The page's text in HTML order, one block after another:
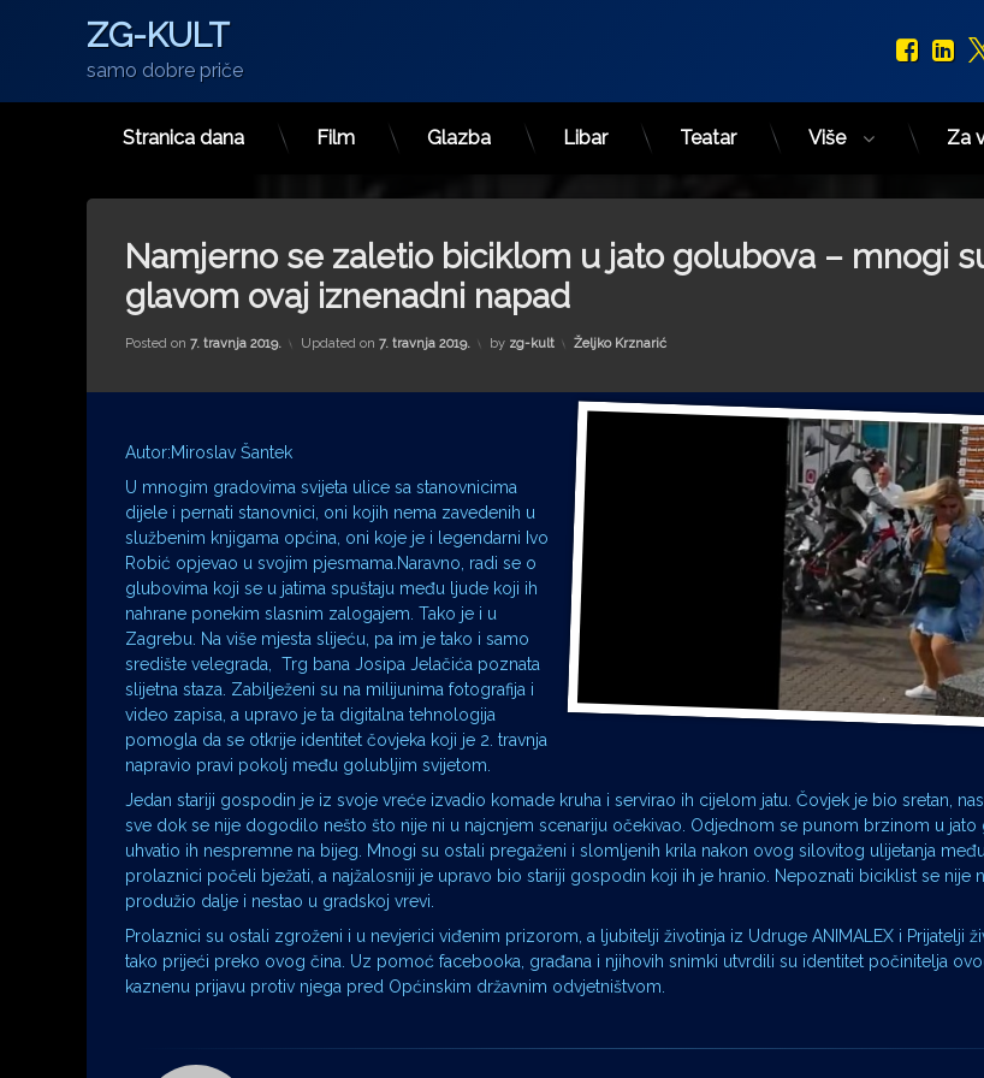
ZG-KULT
samo dobre priče
Stranica dana Film Glazba Libar Teatar Više Za
Namjerno se zaletio biciklom u jato golubova – mnogi
glavom ovaj iznenadni napad
Posted on 7. travnja 2019. Updated on 7. travnja 2019. by zg-kult Kategorije:
Željko Krznarić
Autor:Miroslav Šantek
U mnogim gradovima svijeta ulice sa stanovnicima
dijele i pernati stanovnici, oni kojih nema zavedenih u
službenim knjigama općina, oni koje je i legendarni Ivo
Robić opjevao u svojim pjesmama.Naravno, radi se o
glubovima koji se u jatima spuštaju među ljude koji ih
nahrane ponekim slasnim zalogajem. Tako je i u
Zagrebu. Na više mjesta slijeću, pa im je tako i samo
središte velegrada, Trg bana Josipa Jelačića poznata
slijetna staza. Zabilježeni su na milijunima fotografija i
video zapisa, a upravo je ta digitalna tehnologija
pomogla da se otkrije identitet čovjeka koji je 2. travnja
napravio pravi pokolj među golubljim svijetom.
Jedan stariji gospodin je iz svoje vreće izvadio komade kruha i servirao ih cijelom jatu. Čovjek je bio sretan,
sve dok se nije dogodilo nešto što nije ni u najcnjem scenariju očekivao. Odjednom se punom brzinom u
uhvatio ih nespremne na bijeg. Mnogi su ostali pregaženi i slomljenih krila nakon ovog silovitog ulijetanja
prolaznici počeli bježati, a najžalosniji je upravo bio stariji gospodin koji ih je hranio. Nepoznati biciklist se nije
produžio dalje i nestao u gradskoj vrevi.
Prolaznici su ostali zgroženi i u nevjerici viđenim prizorom, a ljubitelji životinja iz Udruge ANIMALEX i Prijatelji
tako prijeći preko ovog čina. Uz pomoć facebooka, građana i njihovih snimki utvrdili su identitet počinitelja
kaznenu prijavu protiv njega pred Općinskim državnim odvjetništvom.